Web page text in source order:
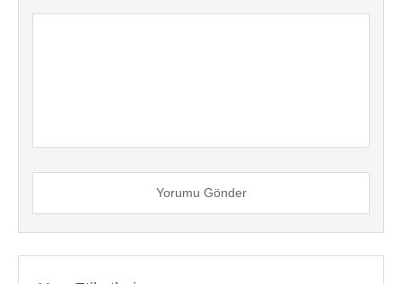
Yorumu Gönder